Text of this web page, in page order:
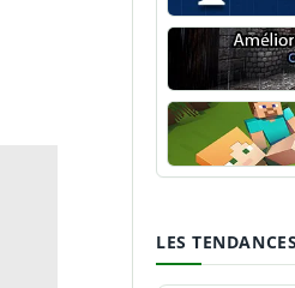
Minecraft Forge
Shaders Minecraft
Guide Minecraft
LES